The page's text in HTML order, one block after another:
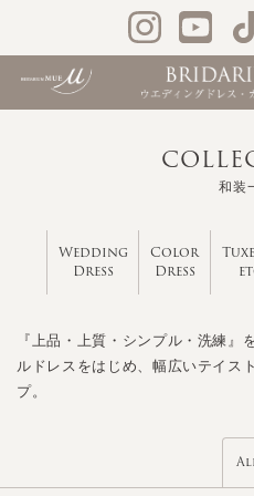
和装
Wedding
Dress
Color
Dress
『上品・上質・シンプル・洗練
ルドレスをはじめ、幅広いテイス
プ。